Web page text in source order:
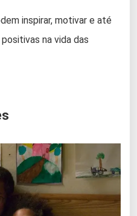
inspirar, motivar e até
na vida das